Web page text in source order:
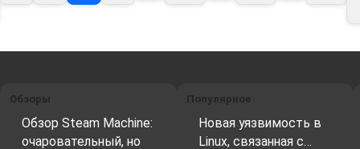
Обзоры
Обзор Steam Machine:
очаровательный, но
Популярное
Новая уязвимость в
Linux, связанная с…